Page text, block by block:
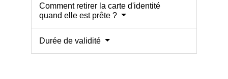
Comment retirer la carte d'identité
quand elle est prête ?
Durée de validité